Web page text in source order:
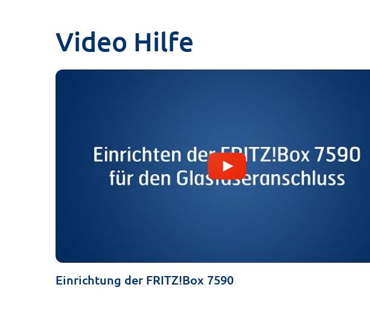
Video Hilfe
Einrichtung der FRITZ!Box 7590